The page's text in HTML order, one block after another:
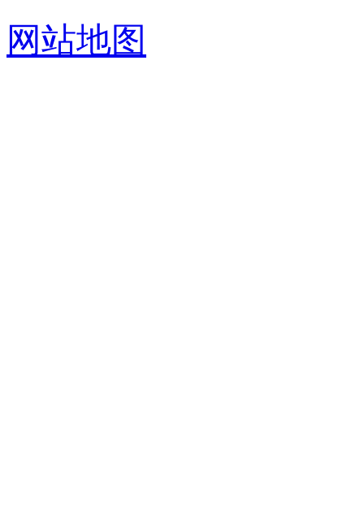
网站地图